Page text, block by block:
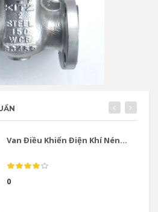
Van Điều Khiển Điện Khí Nén...
0